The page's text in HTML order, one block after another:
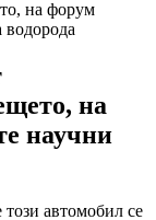
на форум
водорода
на
научни
този автомобил се